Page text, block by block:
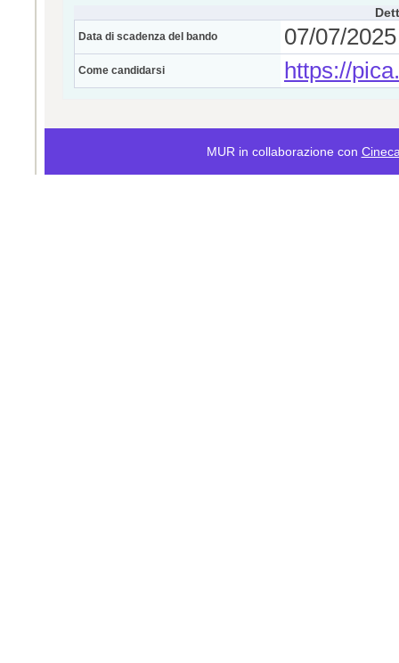
Data di scadenza del bando 07/07/
Come candidarsi https://
MUR in collaborazione con